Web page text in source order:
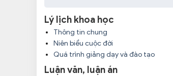
Lý lịch khoa học
Thông tin chung
Niên biểu cuộc đời
Quá trình giảng dạy và đào tạo
Luận văn, luận án